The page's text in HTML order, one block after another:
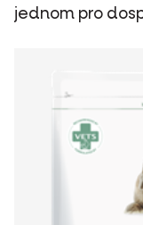
jednom pro